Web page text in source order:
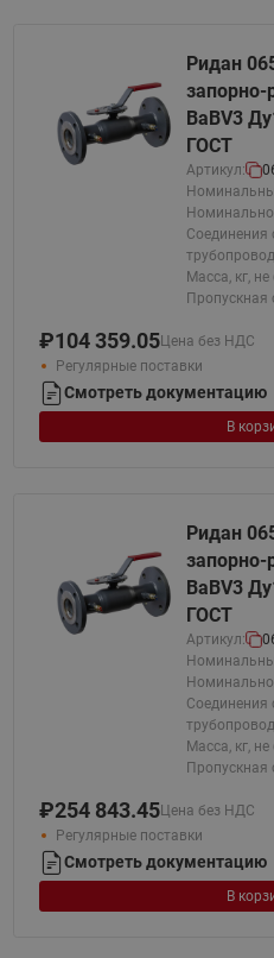
Ридан
запорно-
BaBV3
ГОСТ
Артикул:
Соединения
Масса, кг, не
Пропускная
₽104 359.05Цена без НДС
Регулярные поставки
Смотреть документацию
В
Ридан
запорно-
BaBV3
ГОСТ
Артикул:
Соединения
Масса, кг, не
Пропускная
₽254 843.45Цена без НДС
Регулярные поставки
Смотреть документацию
В